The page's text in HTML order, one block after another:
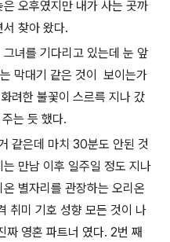
오후였지만 내가 사는 곳까
찾아 왔다.
녀를 기다리고 있는데 눈 앞
막대기 같은 것이 보이는가
려한 불꽃이 스르륵 지나 갔
는 듯 했다.
같은데 마치 30분도 안된 것
만남 이후 일주일 정도 지나
별자리를 관장하는 오리온
취미 기호 성향 모든 것이 나
짜 영혼 파트너 였다. 2번 째